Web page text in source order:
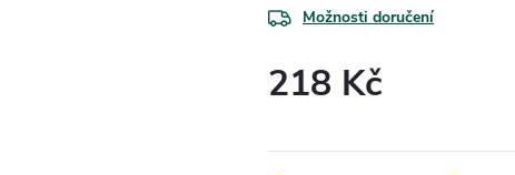
Možnosti doručení
218 Kč